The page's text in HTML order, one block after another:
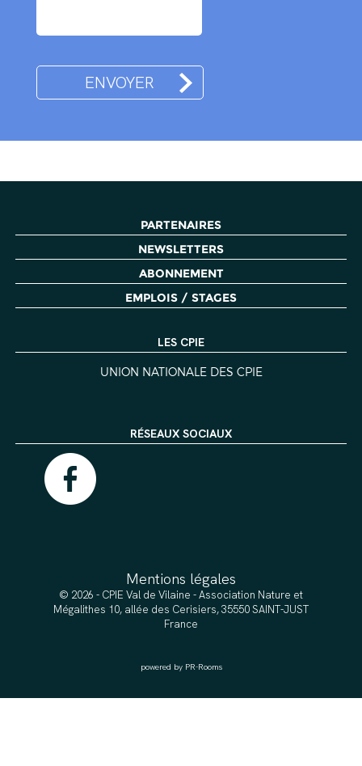
PARTENAIRES
NEWSLETTERS
ABONNEMENT
EMPLOIS / STAGES
LES CPIE
UNION NATIONALE DES CPIE
RÉSEAUX SOCIAUX
Mentions légales
© 2026 - CPIE Val de Vilaine - Association Nature et
Mégalithes 10, allée des Cerisiers, 35550 SAINT-JUST
France
powered by PR-Rooms